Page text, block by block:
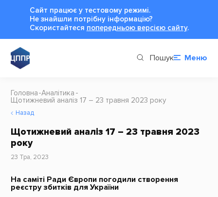
Сайт працює у тестовому режимі.
Не знайшли потрібну інформацію?
Cкористайтеся попередньою версією сайту.
Пошук Меню
Головна Аналітика
Щотижневий аналіз 17 – 23 травня 2023 року
Назад
Щотижневий аналіз 17 – 23 травня 2023
року
23 Тра, 2023
На саміті Ради Європи погодили створення
реєстру збитків для України